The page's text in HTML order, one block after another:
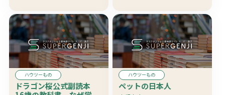
ハウツーもの
ドラゴン桜公式副読本
ハウツーもの
ペットの日本人